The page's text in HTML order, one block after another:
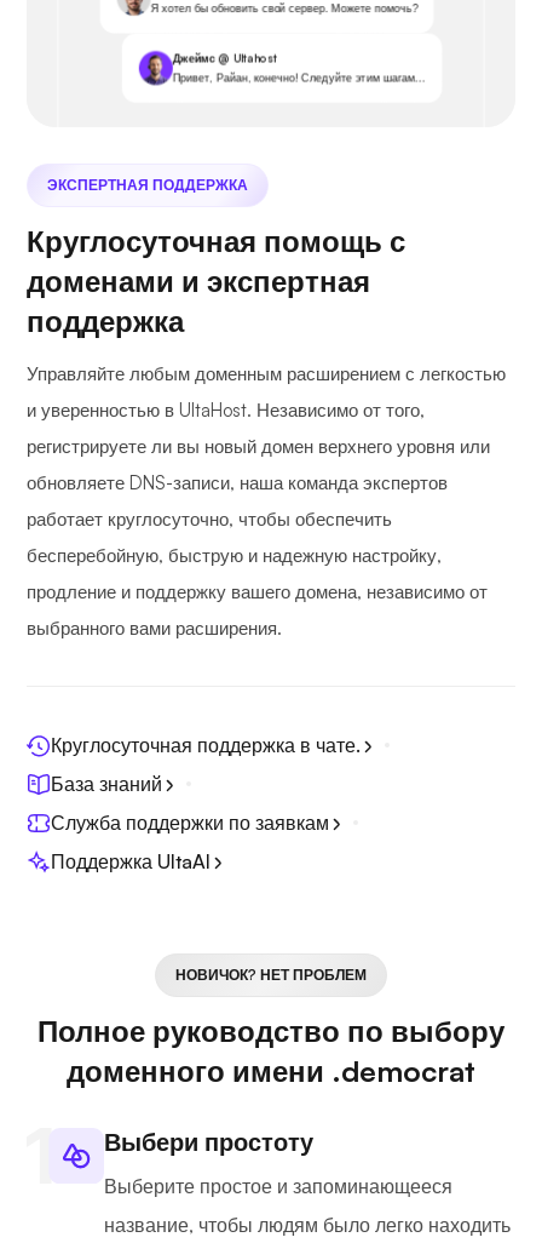
Я хотел бы обновить свой сервер. Можете помочь?
Джеймс @ Ultahost
Привет, Райан, конечно! Следуйте этим шагам...
ЭКСПЕРТНАЯ ПОДДЕРЖКА
Круглосуточная помощь с
доменами и экспертная
поддержка
Управляйте любым доменным расширением с легкостью
и уверенностью в UltaHost. Независимо от того,
регистрируете ли вы новый домен верхнего уровня или
обновляете DNS-записи, наша команда экспертов
работает круглосуточно, чтобы обеспечить
бесперебойную, быструю и надежную настройку,
продление и поддержку вашего домена, независимо от
выбранного вами расширения.
Круглосуточная поддержка в чате.
База знаний
Служба поддержки по заявкам
Поддержка UltaAI
НОВИЧОК? НЕТ ПРОБЛЕМ
Полное руководство по выбору
доменного имени .democrat
Выбери простоту
Выберите простое и запоминающееся
название, чтобы людям было легко находить